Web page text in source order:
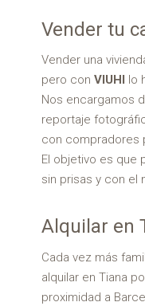
Vender tu
Vender una
pero con VIUHI
lo
Nos encargamos
reportaje
con compradores
El objetivo es que
sin prisas y con el
Alquilar en
Cada vez más
alquilar en Tiana
proximidad a